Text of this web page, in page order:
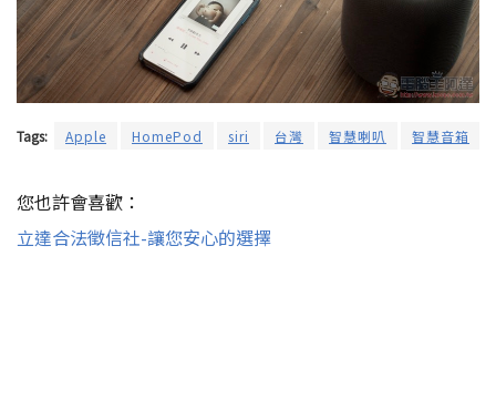
Tags: Apple HomePod siri 台灣 智慧喇叭 智慧音箱
您也許會喜歡：
立達合法徵信社-讓您安心的選擇